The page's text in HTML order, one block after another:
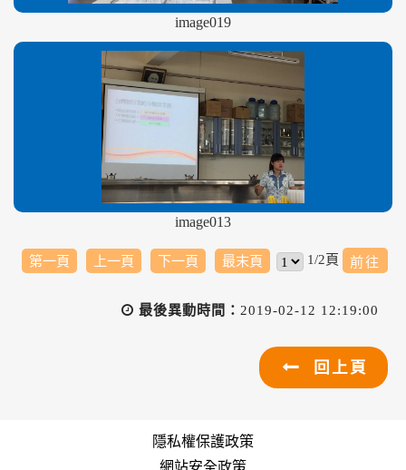
image019
image013
第一頁 上一頁 下一頁 最末頁 1/2頁
最後異動時間： 2019-02-12 12:19:00
回上頁
隱私權保護政策
網站安全政策